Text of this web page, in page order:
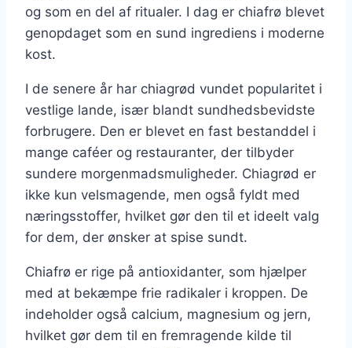
og som en del af ritualer. I dag er chiafrø blevet
genopdaget som en sund ingrediens i moderne
kost.
I de senere år har chiagrød vundet popularitet i
vestlige lande, især blandt sundhedsbevidste
forbrugere. Den er blevet en fast bestanddel i
mange caféer og restauranter, der tilbyder
sundere morgenmadsmuligheder. Chiagrød er
ikke kun velsmagende, men også fyldt med
næringsstoffer, hvilket gør den til et ideelt valg
for dem, der ønsker at spise sundt.
Chiafrø er rige på antioxidanter, som hjælper
med at bekæmpe frie radikaler i kroppen. De
indeholder også calcium, magnesium og jern,
hvilket gør dem til en fremragende kilde til